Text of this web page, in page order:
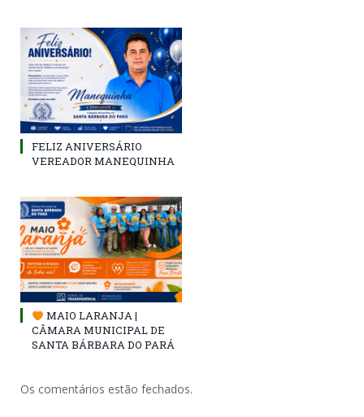
FELIZ ANIVERSÁRIO
VEREADOR MANEQUINHA
MAIO LARANJA |
CÂMARA MUNICIPAL DE
SANTA BÁRBARA DO PARÁ
Os comentários estão fechados.